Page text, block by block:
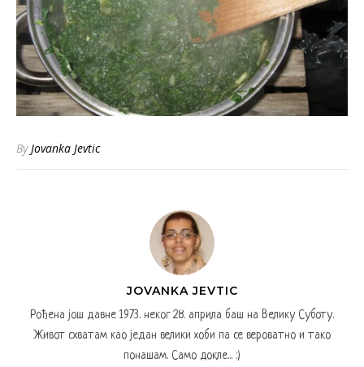
ByJovanka Jevtic
JOVANKA JEVTIC
Рођена још давне 1973. неког 28. априла баш на Велику Суботу.
Живот схватам као један велики хоби па се вероватно и тако
понашам. Само докле... :)